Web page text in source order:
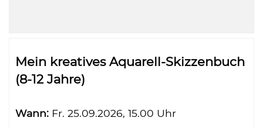
Mein kreatives Aquarell-Skizzenbuch
(8-12 Jahre)
Wann: Fr. 25.09.2026, 15.00 Uhr